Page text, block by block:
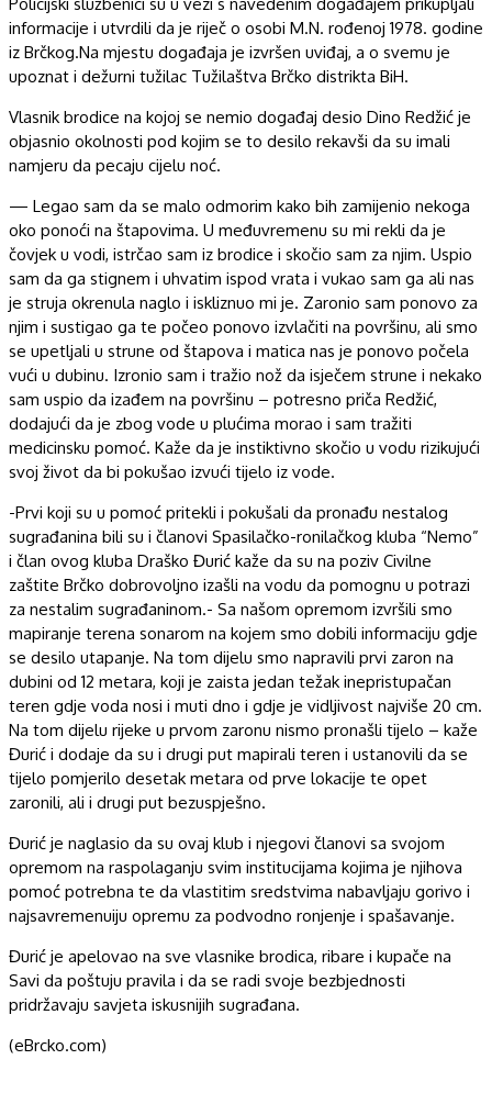
informacije i utvrdili da je riječ o osobi M.N. rođenoj 1978. godine
iz Brčkog.Na mjestu događaja je izvršen uviđaj, a o svemu je
upoznat i dežurni tužilac Tužilaštva Brčko distrikta BiH.
Vlasnik brodice na kojoj se nemio događaj desio Dino Redžić je
objasnio okolnosti pod kojim se to desilo rekavši da su imali
namjeru da pecaju cijelu noć.
— Legao sam da se malo odmorim kako bih zamijenio nekoga
oko ponoći na štapovima. U međuvremenu su mi rekli da je
čovjek u vodi, istrčao sam iz brodice i skočio sam za njim. Uspio
sam da ga stignem i uhvatim ispod vrata i vukao sam ga ali nas
je struja okrenula naglo i iskliznuo mi je. Zaronio sam ponovo za
njim i sustigao ga te počeo ponovo izvlačiti na površinu, ali smo
se upetljali u strune od štapova i matica nas je ponovo počela
vući u dubinu. Izronio sam i tražio nož da isječem strune i nekako
sam uspio da izađem na površinu – potresno priča Redžić,
dodajući da je zbog vode u plućima morao i sam tražiti
medicinsku pomoć. Kaže da je instiktivno skočio u vodu rizikujući
svoj život da bi pokušao izvući tijelo iz vode.
-Prvi koji su u pomoć pritekli i pokušali da pronađu nestalog
sugrađanina bili su i članovi Spasilačko-ronilačkog kluba “Nemo”
i član ovog kluba Draško Đurić kaže da su na poziv Civilne
zaštite Brčko dobrovoljno izašli na vodu da pomognu u potrazi
za nestalim sugrađaninom.- Sa našom opremom izvršili smo
mapiranje terena sonarom na kojem smo dobili informaciju gdje
se desilo utapanje. Na tom dijelu smo napravili prvi zaron na
dubini od 12 metara, koji je zaista jedan težak inepristupačan
teren gdje voda nosi i muti dno i gdje je vidljivost najviše 20 cm.
Na tom dijelu rijeke u prvom zaronu nismo pronašli tijelo – kaže
Đurić i dodaje da su i drugi put mapirali teren i ustanovili da se
tijelo pomjerilo desetak metara od prve lokacije te opet
zaronili, ali i drugi put bezuspješno.
Đurić je naglasio da su ovaj klub i njegovi članovi sa svojom
opremom na raspolaganju svim institucijama kojima je njihova
pomoć potrebna te da vlastitim sredstvima nabavljaju gorivo i
najsavremenuiju opremu za podvodno ronjenje i spašavanje.
Đurić je apelovao na sve vlasnike brodica, ribare i kupače na
Savi da poštuju pravila i da se radi svoje bezbjednosti
pridržavaju savjeta iskusnijih sugrađana.
(eBrcko.com)